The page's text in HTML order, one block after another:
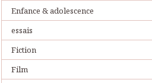
Enfance & adolescence
essais
Fiction
Film